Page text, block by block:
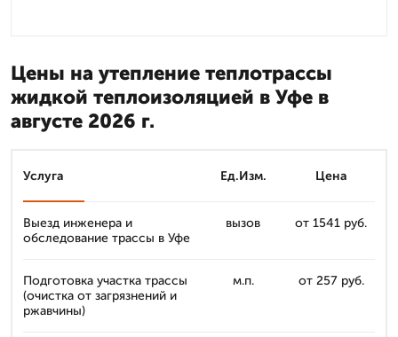
Цены на утепление теплотрассы
жидкой теплоизоляцией в Уфе в
августе 2026 г.
Услуга Ед.Изм. Цена
Выезд инженера и
обследование трассы в Уфе
вызов от 1541 руб.
Подготовка участка трассы
(очистка от загрязнений и
ржавчины)
м.п. от 257 руб.